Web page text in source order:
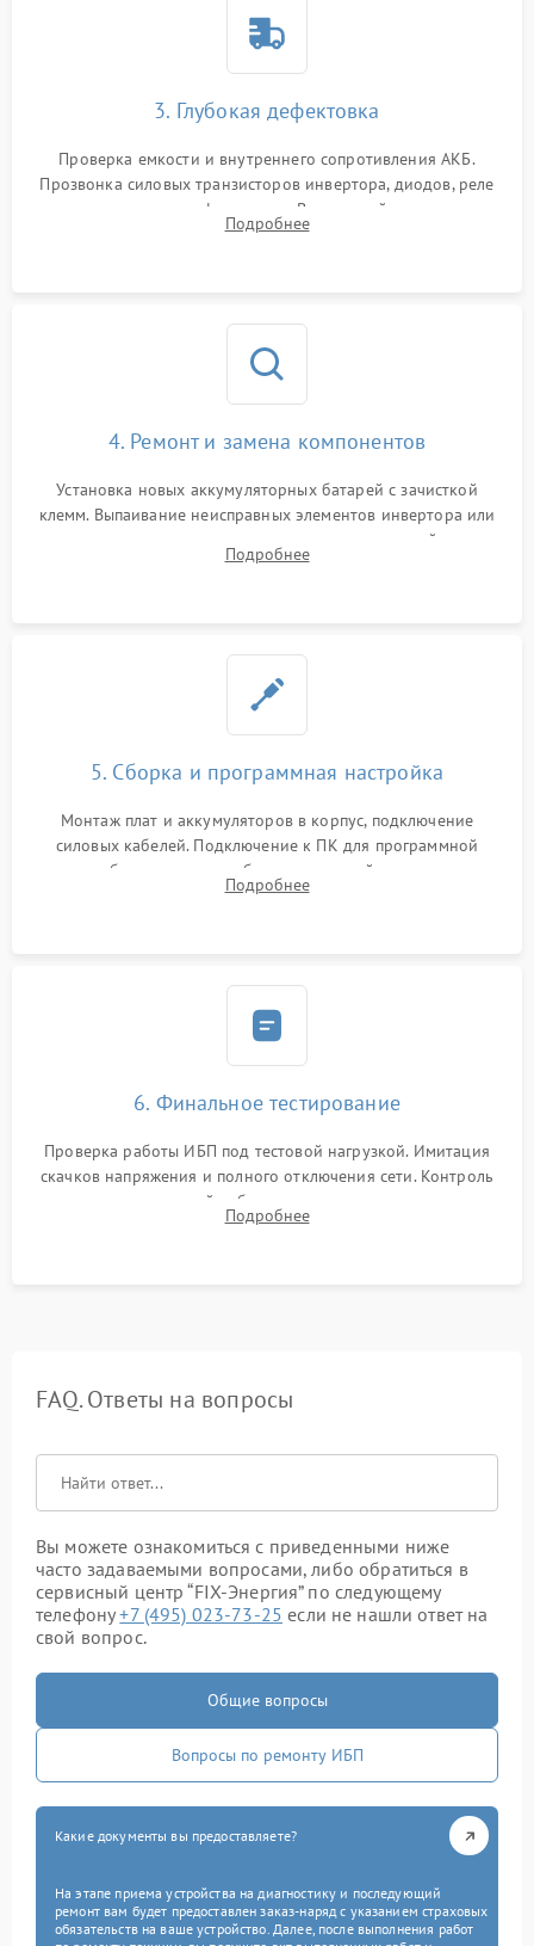
3. Глубокая дефектовка
Проверка емкости и внутреннего сопротивления АКБ.
Прозвонка силовых транзисторов инвертора, диодов, реле
переключения и трансформатора. Визуальный поиск вздутых
конденсаторов и прогаров на печатной плате.
Подробнее
4. Ремонт и замена компонентов
Установка новых аккумуляторных батарей с зачисткой
клемм. Выпаивание неисправных элементов инвертора или
цепи зарядки и монтаж новых радиодеталей.
Восстановление поврежденных токоведущих дорожек и
Подробнее
5. Сборка и программная настройка
Монтаж плат и аккумуляторов в корпус, подключение
силовых кабелей. Подключение к ПК для программной
калибровки констант батареи, настройки порогов
срабатывания AVR и сброса счетчиков старения АКБ.
Подробнее
6. Финальное тестирование
Проверка работы ИБП под тестовой нагрузкой. Имитация
скачков напряжения и полного отключения сети. Контроль
времени автономной работы, температурного режима и
корректности формы выходного сигнала.
Подробнее
FAQ. Ответы на вопросы
Вы можете ознакомиться с приведенными ниже
часто задаваемыми вопросами, либо обратиться в
сервисный центр “FIX-Энергия” по следующему
телефону+7 (495) 023-73-25 если не нашли ответ на
свой вопрос.
Общие вопросы
Вопросы по ремонту ИБП
Какие документы вы предоставляете?
На этапе приема устройства на диагностику и последующий
ремонт вам будет предоставлен заказ-наряд с указанием страховых
обязательств на ваше устройство. Далее, после выполнения работ